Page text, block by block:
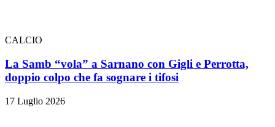
CALCIO
La Samb “vola” a Sarnano con Gigli e Perrotta,
doppio colpo che fa sognare i tifosi
17 Luglio 2026